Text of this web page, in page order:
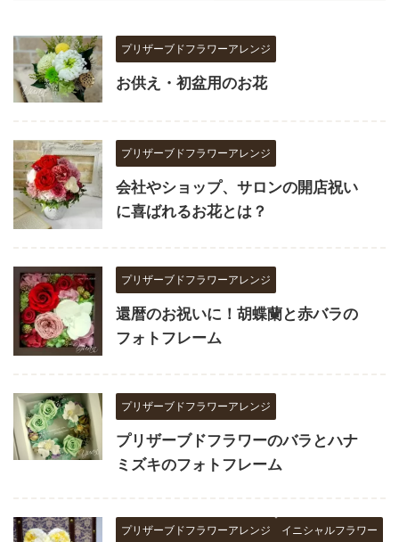
プリザーブドフラワーアレンジ
お供え・初盆用のお花
プリザーブドフラワーアレンジ
会社やショップ、サロンの開店祝い
に喜ばれるお花とは？
プリザーブドフラワーアレンジ
還暦のお祝いに！胡蝶蘭と赤バラの
フォトフレーム
プリザーブドフラワーアレンジ
プリザーブドフラワーのバラとハナ
ミズキのフォトフレーム
プリザーブドフラワーアレンジ イニシャルフラワー